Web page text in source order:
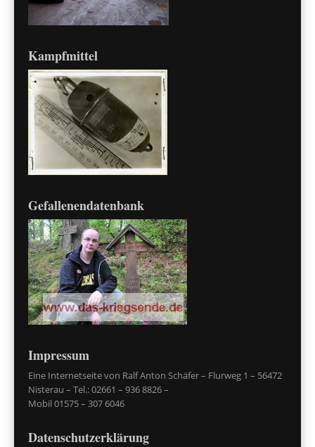
Kampfmittel
Gefallenendatenbank
Impressum
Eine Internetseite von Ralf Anton Schäfer – Flurweg 1 – 56472
Nisterau – Tel.: 02661 – 936 8826 –
Mobil 01575 – 307 6046
Datenschutzerklärung